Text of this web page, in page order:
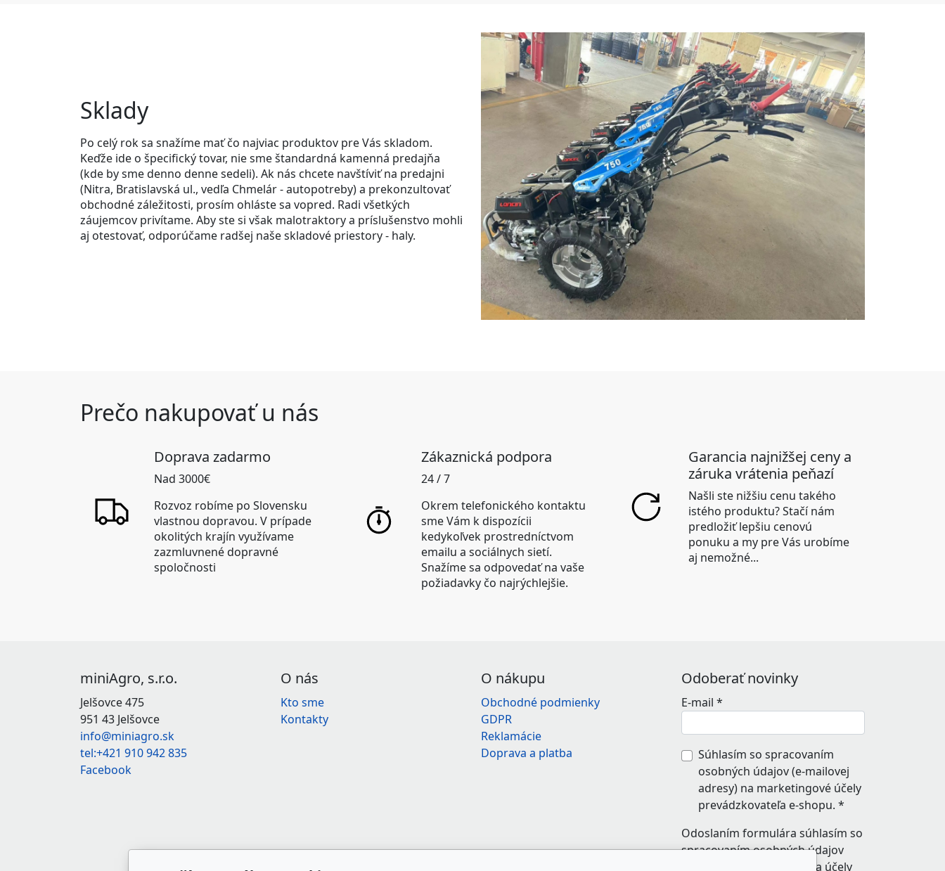
Sklady
Po celý rok sa snažíme mať čo najviac produktov pre Vás skladom.
Keďže ide o špecifický tovar, nie sme štandardná kamenná predajňa
(kde by sme denno denne sedeli). Ak nás chcete navštíviť na predajni
(Nitra, Bratislavská ul., vedľa Chmelár - autopotreby)a prekonzultovať
obchodné záležitosti, prosím ohláste sa vopred. Radi všetkých
záujemcov privítame. Aby ste si však malotraktory a príslušenstvo mohli
aj otestovať, odporúčame radšej naše skladové priestory - haly.
Prečo nakupovať u nás
Doprava zadarmo
Nad 3000€
Rozvoz robíme po Slovensku
vlastnou dopravou. V prípade
okolitých krajín využívame
zazmluvnené dopravné
spoločnosti
Zákaznická podpora
24 / 7
Okrem telefonického kontaktu
sme Vám k dispozícii
kedykoľvek prostredníctvom
emailu a sociálnych sietí.
Snažíme sa odpovedať na vaše
požiadavky čo najrýchlejšie.
Garancia najnižšej ceny a
záruka vrátenia peňazí
Našli ste nižšiu cenu takého
istého produktu? Stačí nám
predložiť lepšiu cenovú
ponuku a my pre Vás urobíme
aj nemožné...
miniAgro, s.r.o.
Jelšovce 475
951 43 Jelšovce
info@miniagro.sk
tel:+421 910 942 835
Facebook
O nás
Kto sme
Kontakty
O nákupu
Obchodné podmienky
GDPR
Reklamácie
Doprava a platba
Odoberať novinky
E-mail *
Súhlasím so spracovaním
osobných údajov (e-mailovej
adresy) na marketingové účely
prevádzkovateľa e-shopu. *
Odoslaním formulára súhlasím so
spracovaním osobných údajov
zadaných do formulára na účely